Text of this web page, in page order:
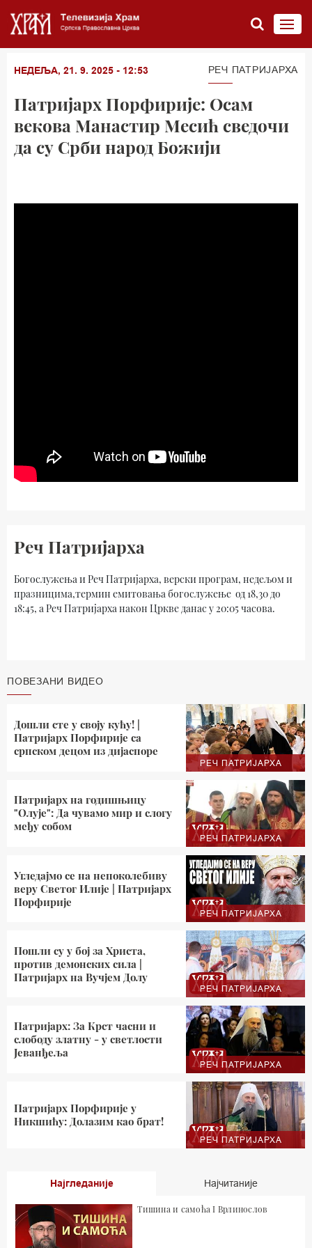
НЕДЕЉА, 21. 9. 2025 - 12:53 РЕЧ ПАТРИЈАРХА
Патријарх Порфирије: Осам
векова Манастир Месић сведочи
да су Срби народ Божији
Реч Патријарха
Богослужења и Реч Патријарха, верски програм, недељом и
празницима,термин емитовања богослужење од 18,30 до
18:45, а Реч Патријарха након Цркве данас у 20:05 часова.
ПОВЕЗАНИ ВИДЕО
РЕЧ ПАТРИЈАРХА
Дошли сте у своју кућу! |
Патријарх Порфирије са
српском децом из дијаспоре
РЕЧ ПАТРИЈАРХА
Патријарх на годишњицу
"Олује": Да чувамо мир и слогу
међу собом
РЕЧ ПАТРИЈАРХА
Угледајмо се на непоколебиву
веру Светог Илије | Патријарх
Порфирије
РЕЧ ПАТРИЈАРХА
Пошли су у бој за Христа,
против демонских сила |
Патријарх на Вучјем Долу
РЕЧ ПАТРИЈАРХА
Патријарх: За Крст часни и
слободу златну - у светлости
Јеванђеља
РЕЧ ПАТРИЈАРХА
Патријарх Порфирије у
Никшићу: Долазим као брат!
Најгледаније Најчитаније
Тишина и самоћа I Врлинослов